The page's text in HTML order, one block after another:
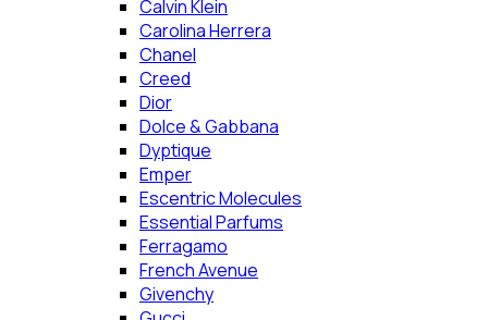
Calvin Klein
Carolina Herrera
Chanel
Creed
Dior
Dolce & Gabbana
Dyptique
Emper
Escentric Molecules
Essential Parfums
Ferragamo
French Avenue
Givenchy